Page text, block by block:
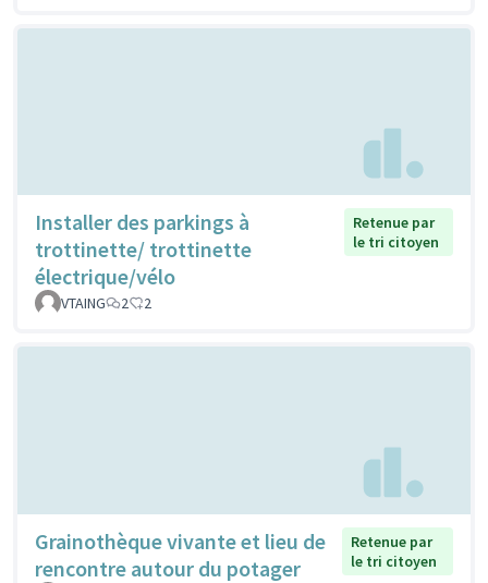
Installer des parkings à
trottinette/ trottinette
électrique/vélo
Retenue par
le tri citoyen
VTAING 2 2
Grainothèque vivante et lieu de
rencontre autour du potager
Retenue par
le tri citoyen